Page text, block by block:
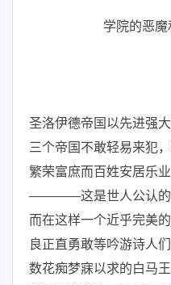
学院的恶魔和
圣洛伊德帝国以先进强
三个帝国不敢轻易来犯
繁荣富庶而百姓安居乐
————这是世人公认的
而在这样一个近乎完美
良正直勇敢等吟游诗人
数花痴梦寐以求的白马王